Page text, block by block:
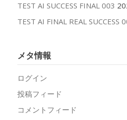
TEST AI SUCCESS FINAL 003
TEST AI FINAL REAL SUCCESS
メタ情報
ログイン
投稿フィード
コメントフィード